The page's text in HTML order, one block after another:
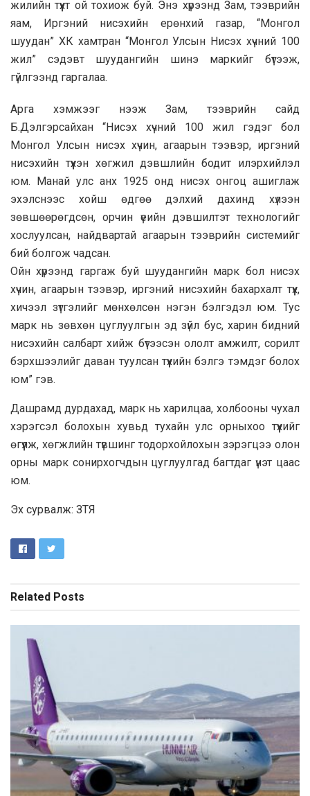
жилийн түүхт ой тохиож буй. Энэ хүрээнд Зам, тээврийн
яам, Иргэний нисэхийн ерөнхий газар, “Монгол
шуудан” ХК хамтран “Монгол Улсын Нисэх хүчний 100
жил” сэдэвт шуудангийн шинэ маркийг бүтээж,
гүйлгээнд гаргалаа.
Арга хэмжээг нээж Зам, тээврийн сайд
Б.Дэлгэрсайхан “Нисэх хүчний 100 жил гэдэг бол
Монгол Улсын нисэх хүчин, агаарын тээвэр, иргэний
нисэхийн түүхэн хөгжил дэвшлийн бодит илэрхийлэл
юм. Манай улс анх 1925 онд нисэх онгоц ашиглаж
эхэлснээс хойш өдгөө дэлхий дахинд хүлээн
зөвшөөрөгдсөн, орчин үеийн дэвшилтэт технологийг
хослуулсан, найдвартай агаарын тээврийн системийг
бий болгож чадсан.
Ойн хүрээнд гаргаж буй шуудангийн марк бол нисэх
хүчин, агаарын тээвэр, иргэний нисэхийн бахархалт түүх,
хичээл зүтгэлийг мөнхөлсөн нэгэн бэлгэдэл юм. Тус
марк нь зөвхөн цуглуулгын эд зүйл бус, харин бидний
нисэхийн салбарт хийж бүтээсэн ололт амжилт, сорилт
бэрхшээлийг даван туулсан түүхийн бэлгэ тэмдэг болох
юм” гэв.
Дашрамд дурдахад, марк нь харилцаа, холбооны чухал
хэрэгсэл болохын хувьд тухайн улс орныхоо түүхийг
өгүүлж, хөгжлийн түвшинг тодорхойлохын зэрэгцээ олон
орны марк сонирхогчдын цуглуулгад багтдаг үнэт цаас
юм.
Эх сурвалж: ЗТЯ
Related Posts